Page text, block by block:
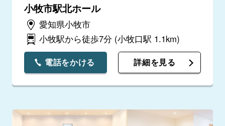
小牧市駅北ホール
愛知県小牧市
小牧駅から徒歩7分 (小牧口駅 1.1km)
電話をかける 詳細を見る